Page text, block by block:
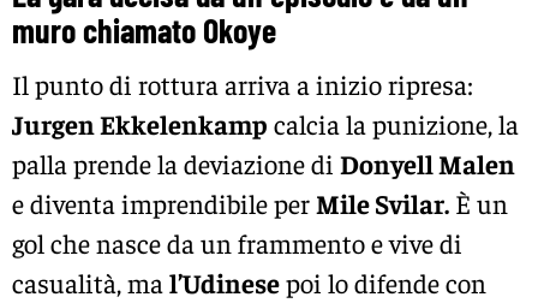
muro chiamato Okoye
Il punto di rottura arriva a inizio ripresa:
Jurgen Ekkelenkamp calcia la punizione, la
palla prende la deviazione di Donyell Malen
e diventa imprendibile per Mile Svilar. È un
gol che nasce da un frammento e vive di
casualità, ma l’Udinesepoi lo difende con